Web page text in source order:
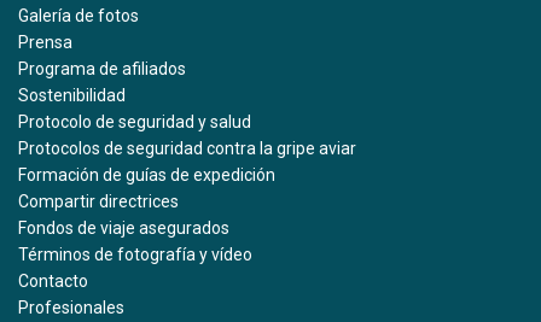
Galería de fotos
Prensa
Programa de afiliados
Sostenibilidad
Protocolo de seguridad y salud
Protocolos de seguridad contra la gripe aviar
Formación de guías de expedición
Compartir directrices
Fondos de viaje asegurados
Términos de fotografía y vídeo
Contacto
Profesionales